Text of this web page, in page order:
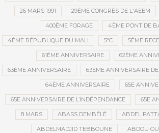
26 MARS 1991 29ÈME CONGRÈS DE L'AEEM
400ÈME FORAGE 4ÈME PONT DE
4ÈME RÉPUBLIQUE DU MALI 5°C 5ÈME
61ÈME ANNIVERSAIRE 62ÈME
63ÈME ANNIVERSAIRE 63ÈME ANNIVERSAIRE
64ÈME ANNIVERSAIRE 65E
65E ANNIVERSAIRE DE L’INDÉPENDANCE 65E
8 MARS ABASS DEMBÉLÉ ABDEL
ABDELMADJID TEBBOUNE ABDOU